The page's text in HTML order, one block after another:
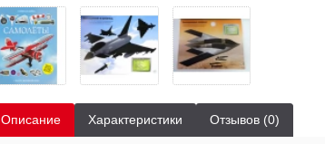
Описание Характеристики Отзывов (0)